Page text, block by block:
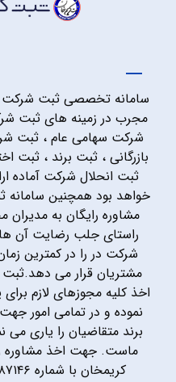
سامانه تخصصی ثبت شرکت
مجرب در زمینه های ثبت
شرکت سهامی عام ، ثبت
بازرگانی ، ثبت برند ، ثبت
ثبت انحلال شرکت آماده
خواهد بود همچنین
مشاوره رایگان به
راستای جلب رضایت آن
شرکت در را در کمترین
مشتریان قرار می
اخذ کلیه مجوزهای لازم
نموده و در تمامی امور
برند متقاضیان را یاری
ماست. جهت اخذ مشاوره
کریمخان با شماره ۰۲۱۸۷۱۴۶ تماس حاصل فرمایید.